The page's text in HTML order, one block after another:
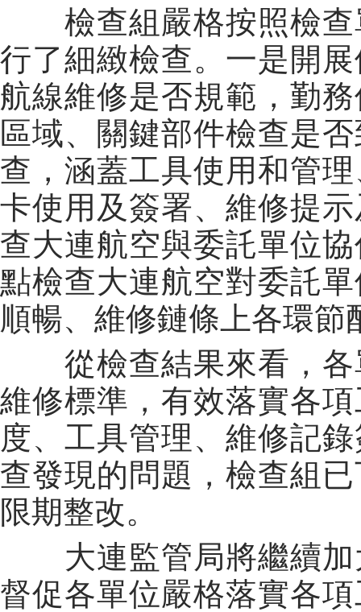
檢查組嚴格按照檢查
行了細緻檢查。一是開
航線維修是否規範，勤
區域、關鍵部件檢查是
查，涵蓋工具使用和管
卡使用及簽署、維修提
查大連航空與委託單位
點檢查大連航空對委託
順暢、維修鏈條上各環節
從檢查結果來看，各
維修標準，有效落實各
度、工具管理、維修記
查發現的問題，檢查組
限期整改。
大連監管局將繼續加
督促各單位嚴格落實各